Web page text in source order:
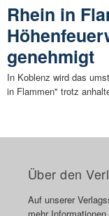
Rhein in
genehmigt
In Koblenz wird das
in Flammen" trotz
Über den
Auf unserer
mehr